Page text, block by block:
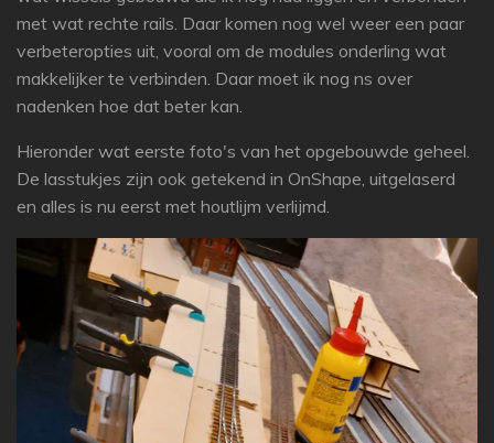
met wat rechte rails. Daar komen nog wel weer een paar
verbeteropties uit, vooral om de modules onderling wat
makkelijker te verbinden. Daar moet ik nog ns over
nadenken hoe dat beter kan.
Hieronder wat eerste foto's van het opgebouwde geheel.
De lasstukjes zijn ook getekend in OnShape, uitgelaserd
en alles is nu eerst met houtlijm verlijmd.